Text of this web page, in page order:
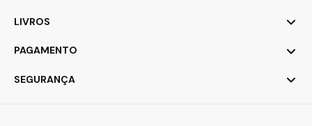
LIVROS
PAGAMENTO
SEGURANÇA